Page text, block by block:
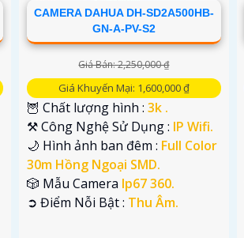
CAMERA DAHUA DH-SD2A500HB-
GN-A-PV-S2
Giá Bán: 2,250,000 ₫
Giá Khuyến Mại: 1,600,000 ₫
🦉 Chất lượng hình : 3k .
⚒ Công Nghệ Sử Dụng : IP Wifi.
🌙 Hình ảnh ban đêm : Full Color
30m Hồng Ngoại SMD.
🎲 Mẫu Camera Ip67 360.
️➲ Điểm Nỗi Bật : Thu Âm.